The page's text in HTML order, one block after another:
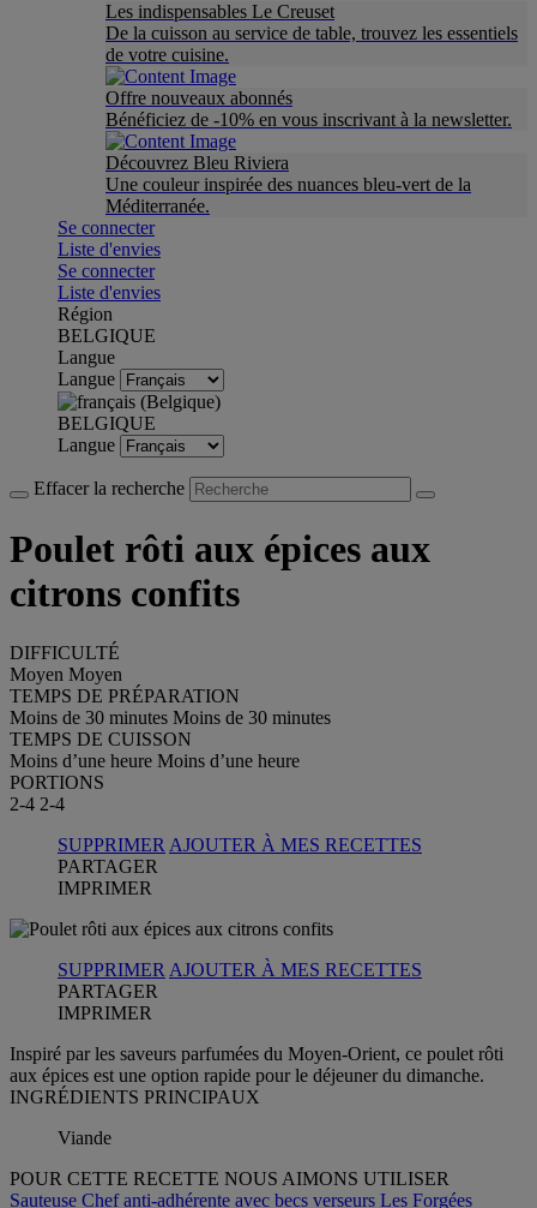
Les indispensables Le Creuset
De la cuisson au service de table, trouvez les essentiels
de votre cuisine.
Offre nouveaux abonnés
Bénéficiez de -10% en vous inscrivant à la newsletter.
Découvrez Bleu Riviera
Une couleur inspirée des nuances bleu-vert de la
Méditerranée.
Se connecter
Liste d'envies
Se connecter
Liste d'envies
Région
BELGIQUE
Langue
Langue
BELGIQUE
Langue
Effacer la recherche
Poulet rôti aux épices aux
citrons confits
DIFFICULTÉ
Moyen Moyen
TEMPS DE PRÉPARATION
Moins de 30 minutes Moins de 30 minutes
TEMPS DE CUISSON
Moins d’une heure Moins d’une heure
PORTIONS
2-4 2-4
SUPPRIMER AJOUTER À MES RECETTES
PARTAGER
IMPRIMER
SUPPRIMER AJOUTER À MES RECETTES
PARTAGER
IMPRIMER
Inspiré par les saveurs parfumées du Moyen-Orient, ce poulet rôti
aux épices est une option rapide pour le déjeuner du dimanche.
INGRÉDIENTS PRINCIPAUX
Viande
POUR CETTE RECETTE NOUS AIMONS UTILISER
Sauteuse Chef anti-adhérente avec becs verseurs Les Forgées